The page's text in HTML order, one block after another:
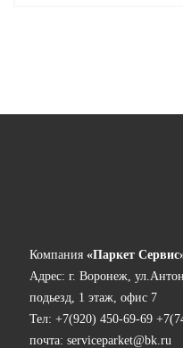
Компания «Паркет
Адрес: г. Воронеж,
подьезд, 1 этаж, офис 7
Тел: +7(920) 450-69-69
почта: serviceparket@bk.ru